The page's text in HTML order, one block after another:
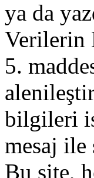
ya da
Verilerin
5.
bilgileri
mesaj
Bu site,